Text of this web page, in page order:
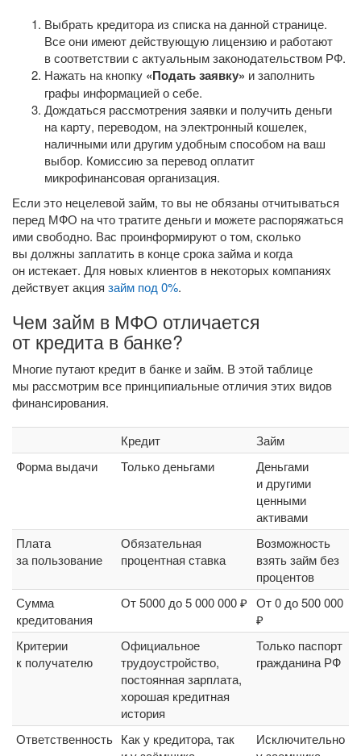
Выбрать кредитора из списка на данной странице.
Все они имеют действующую лицензию и работают
в соответствии с актуальным законодательством РФ.
Нажать на кнопку «Подать заявку» и заполнить
графы информацией о себе.
Дождаться рассмотрения заявки и получить деньги
на карту, переводом, на электронный кошелек,
наличными или другим удобным способом на ваш
выбор. Комиссию за перевод оплатит
микрофинансовая организация.
Если это нецелевой займ, то вы не обязаны отчитываться
перед МФО на что тратите деньги и можете распоряжаться
ими свободно. Вас проинформируют о том, сколько
вы должны заплатить в конце срока займа и когда
он истекает. Для новых клиентов в некоторых компаниях
действует акция займ под 0%.
Чем займ в МФО отличается
от кредита в банке?
Многие путают кредит в банке и займ. В этой таблице
мы рассмотрим все принципиальные отличия этих видов
финансирования.
Кредит
Займ
Форма выдачи
Только деньгами
Деньгами
и другими
ценными
активами
Плата
за пользование
Обязательная
процентная ставка
Возможность
взять займ без
процентов
Сумма
кредитования
От 5000 до 5 000 000 ₽ От 0 до 500 000
₽
Критерии
к получателю
Официальное
трудоустройство,
постоянная зарплата,
хорошая кредитная
история
Только паспорт
гражданина РФ
Ответственность Как у кредитора, так
Исключительно